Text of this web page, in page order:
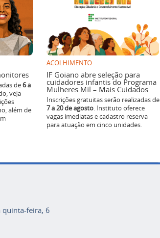
de6 a
veja
além de
ACOLHIMENTO
IF Goiano abre seleção para
cuidadores infantis do Programa
Mulheres Mil – Mais Cuidados
Inscrições gratuitas serão realizadas de
7 a 20 de agosto. Instituto oferece
vagas imediatas e cadastro reserva
para atuação em cinco unidades.
quinta-feira, 6